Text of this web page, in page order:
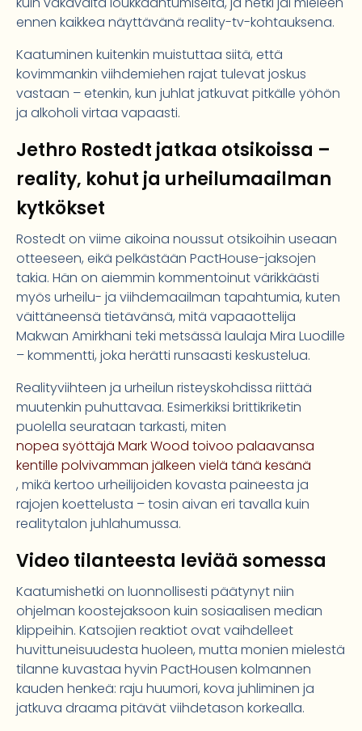
ennen kaikkea näyttävänä reality-tv-kohtauksena.
Kaatuminen kuitenkin muistuttaa siitä, että
kovimmankin viihdemiehen rajat tulevat joskus
vastaan – etenkin, kun juhlat jatkuvat pitkälle yöhön
ja alkoholi virtaa vapaasti.
Jethro Rostedt jatkaa otsikoissa –
reality, kohut ja urheilumaailman
kytkökset
Rostedt on viime aikoina noussut otsikoihin useaan
otteeseen, eikä pelkästään PactHouse-jaksojen
takia. Hän on aiemmin kommentoinut värikkäästi
myös urheilu- ja viihdemaailman tapahtumia, kuten
väittäneensä tietävänsä, mitä vapaaottelija
Makwan Amirkhani teki metsässä laulaja Mira Luodille
– kommentti, joka herätti runsaasti keskustelua.
Realityviihteen ja urheilun risteyskohdissa riittää
muutenkin puhuttavaa. Esimerkiksi brittikriketin
puolella seurataan tarkasti, miten
nopea syöttäjä Mark Wood toivoo palaavansa
kentille polvivamman jälkeen vielä tänä kesänä
, mikä kertoo urheilijoiden kovasta paineesta ja
rajojen koettelusta – tosin aivan eri tavalla kuin
realitytalon juhlahumussa.
Video tilanteesta leviää somessa
Kaatumishetki on luonnollisesti päätynyt niin
ohjelman koostejaksoon kuin sosiaalisen median
klippeihin. Katsojien reaktiot ovat vaihdelleet
huvittuneisuudesta huoleen, mutta monien mielestä
tilanne kuvastaa hyvin PactHousen kolmannen
kauden henkeä: raju huumori, kova juhliminen ja
jatkuva draama pitävät viihdetason korkealla.